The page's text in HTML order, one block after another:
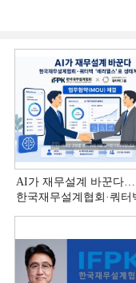
AI가 재무설계 바꾼다…
한국재무설계협회·쿼터